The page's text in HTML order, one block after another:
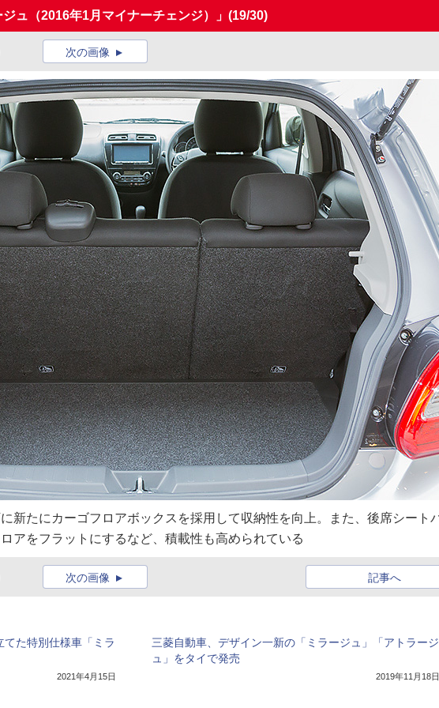
ュ（2016年1月マイナーチェンジ）」 (19/30)
次の画像
新たにカーゴフロアボックスを採用して収納性を向上。また、後席シート
アをフラットにするなど、積載性も高められている
記事へ
次の画像
た特別仕様車「ミラ
2021年4月15日
三菱自動車、デザイン一新の「ミラージュ」「アトラージ
ュ」をタイで発売
2019年11月18日